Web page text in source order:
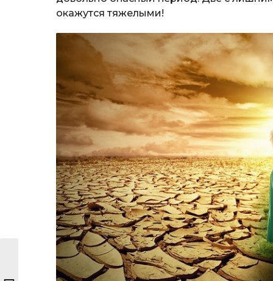
окажутся тяжелыми!